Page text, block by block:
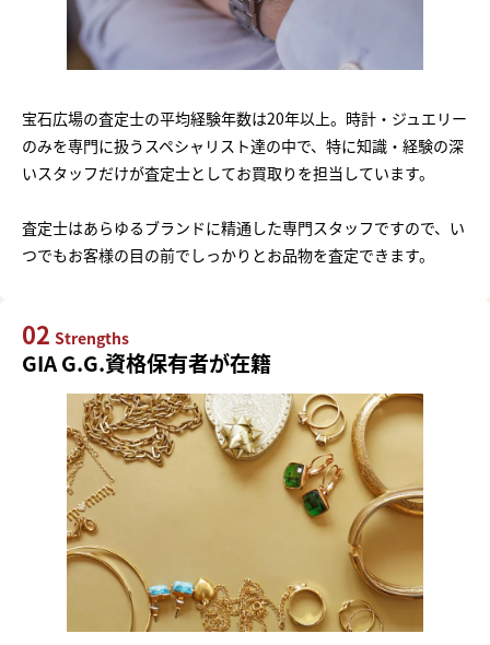
宝石広場の査定士の平均経験年数は20年以上。時計・ジュエリー
のみを専門に扱うスペシャリスト達の中で、特に知識・経験の深
いスタッフだけが査定士としてお買取りを担当しています。
査定士はあらゆるブランドに精通した専門スタッフですので、い
つでもお客様の目の前でしっかりとお品物を査定できます。
02 Strengths
GIA G.G.資格保有者が在籍